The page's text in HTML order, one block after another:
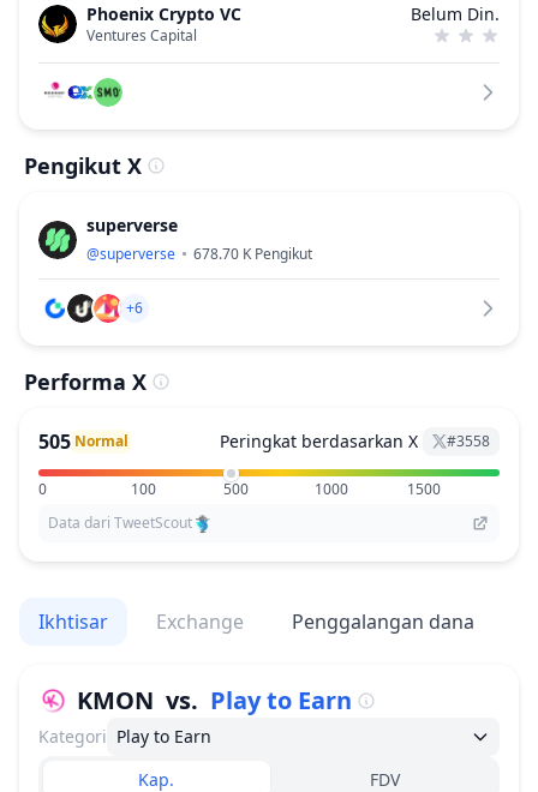
Phoenix Crypto VC
Ventures Capital
Belum Din.
Pengikut X
superverse
@superverse 678.70 K Pengikut
+6
Performa X
505 Normal Peringkat berdasarkan X #3558
0 100 500 1000
1500
Data dari TweetScout
Ikhtisar Exchange Penggalangan dana
KMON vs. Play to Earn
Kategori Play to Earn
Kap.
FDV